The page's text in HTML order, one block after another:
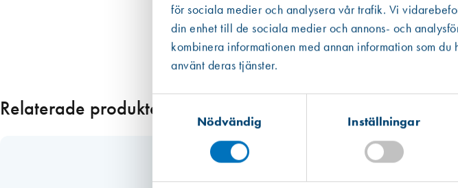
för sociala medier och analysera vår trafik. Vi
din enhet till de sociala medier och annons- och
kombinera informationen med annan information som
använt deras tjänster.
Nödvändig
Inställningar
f
Relaterade produkter
Västberga
Slut i lager
Mullsjö (lager)
Finns i lager (112 st)